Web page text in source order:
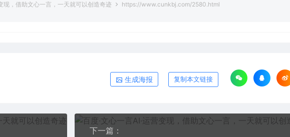
现，借助文心一言，一天就可以创造奇迹 https://www.cunkbj.com/2580.html
生成海报 复制本文链接
下一篇：